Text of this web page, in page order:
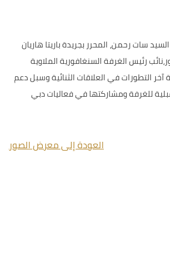
سات رحمن، المحرر بجريدة باريتا هاريان
رئيس الغرفة السنغافورية الملاوية
آخر التطورات في العلاقات الثنائية وسبل دعم
للغرفة ومشاركتها في فعاليات دبي
العودة إلى معرض الصور